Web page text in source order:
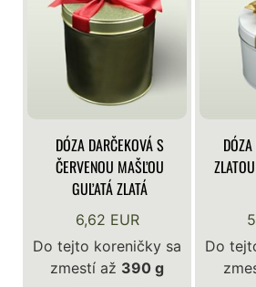
DÓZA DARČEKOVÁ S
ČERVENOU MAŠĽOU
GUĽATÁ ZLATÁ
6,62 EUR
Do tejto koreničky sa
zmestí až 390 g
Do